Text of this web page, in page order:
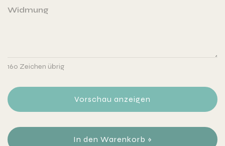
Widmung
160 Zeichen übrig
Vorschau anzeigen
In den Warenkorb »